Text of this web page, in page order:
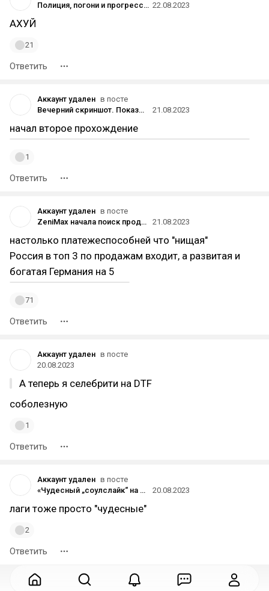
Полиция, погони и прогрессия: трейлер переработанных механик в обновлении 2.0 для Cyberpunk 2077 22.08.2023
АХУЙ
21
Ответить
Аккаунт удален в посте
Вечерний скриншот. Показывайте во что играете)
21.08.2023
начал второе прохождение
1
Ответить
Аккаунт удален в посте
ZeniMax начала поиск продюсера по локализации — на фоне критики из-за отсутствия перевода на разные языки в Starfield
21.08.2023
настолько платежеспособней что "нищая"
Россия в топ 3 по продажам входит, а развитая и
богатая Германия на 5
71
Ответить
Аккаунт удален в посте
20.08.2023
А теперь я селебрити на DTF
соболезную
1
Ответить
Аккаунт удален в посте
«Чудесный „соулслайк“ на Unreal Engine 5» — главное из превью Black Myth: Wukong
20.08.2023
лаги тоже просто "чудесные"
2
Ответить